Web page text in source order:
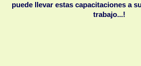
puede llevar estas capacitaciones a
trabajo...!